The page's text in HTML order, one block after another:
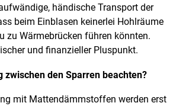
händische Transport der
beim Einblasen keinerlei Hohlräume
zu Wärmebrücken führen könnten.
und finanzieller Pluspunkt.
zwischen den Sparren beachten?
mit Mattendämmstoffen werden erst